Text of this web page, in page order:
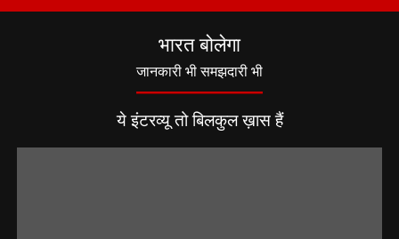
भारत बोलेगा
जानकारी भी समझदारी भी
ये इंटरव्यू तो बिलकुल ख़ास हैं